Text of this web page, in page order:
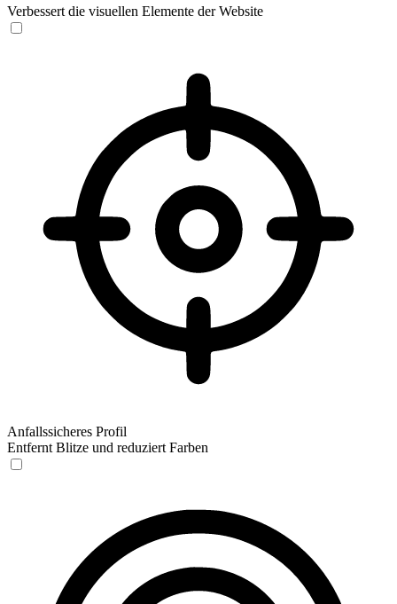
Verbessert die visuellen Elemente der Website
Anfallssicheres Profil
Entfernt Blitze und reduziert Farben